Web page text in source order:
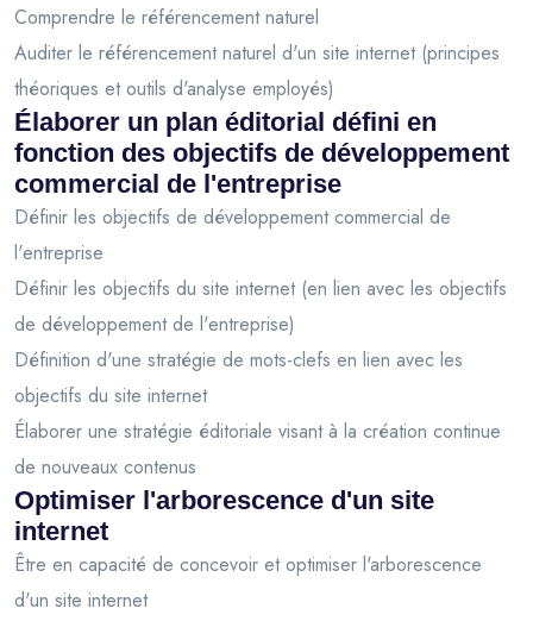
Comprendre le référencement naturel
Auditer le référencement naturel d'un site internet (principes
théoriques et outils d'analyse employés)
Élaborer un plan éditorial défini en
fonction des objectifs de développement
commercial de l'entreprise
Définir les objectifs de développement commercial de
l'entreprise
Définir les objectifs du site internet (en lien avec les objectifs
de développement de l'entreprise)
Définition d'une stratégie de mots-clefs en lien avec les
objectifs du site internet
Élaborer une stratégie éditoriale visant à la création continue
de nouveaux contenus
Optimiser l'arborescence d'un site
internet
Être en capacité de concevoir et optimiser l'arborescence
d'un site internet